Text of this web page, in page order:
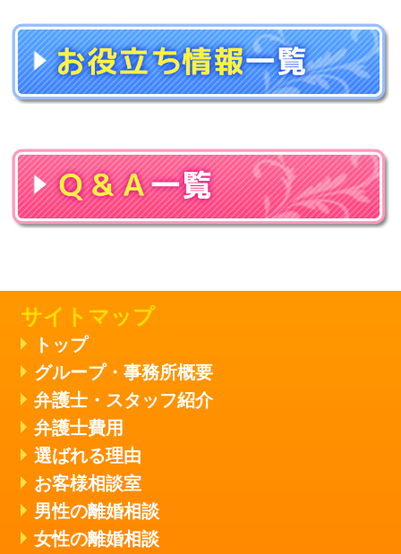
サイトマップ
トップ
グループ・事務所概要
弁護士・スタッフ紹介
弁護士費用
選ばれる理由
お客様相談室
男性の離婚相談
女性の離婚相談